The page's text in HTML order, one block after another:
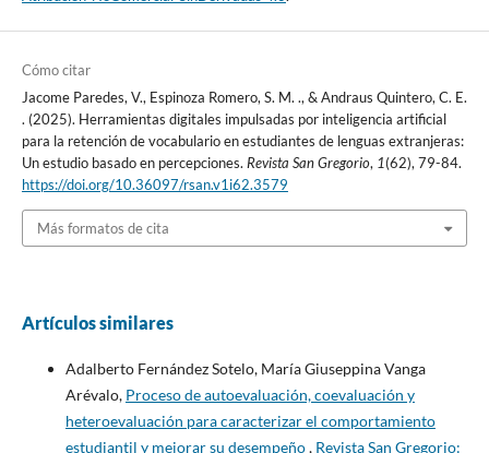
Cómo citar
Jacome Paredes, V., Espinoza Romero, S. M. ., & Andraus Quintero, C. E.
. (2025). Herramientas digitales impulsadas por inteligencia artificial
para la retención de vocabulario en estudiantes de lenguas extranjeras:
Un estudio basado en percepciones. Revista San Gregorio, 1(62), 79-84.
https://doi.org/10.36097/rsan.v1i62.3579
Más formatos de cita
Artículos similares
Adalberto Fernández Sotelo, María Giuseppina Vanga
Arévalo, Proceso de autoevaluación, coevaluación y
heteroevaluación para caracterizar el comportamiento
estudiantil y mejorar su desempeño, Revista San Gregorio: